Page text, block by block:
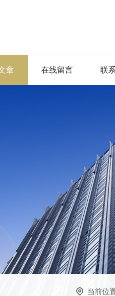
章 在线留言 联
当前位